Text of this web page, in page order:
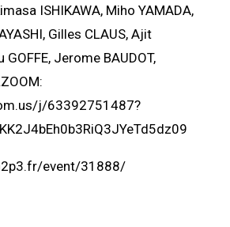
ISHIKAWA, Miho YAMADA,
Gilles CLAUS, Ajit
GOFFE, Jerome BAUDOT,
j/63392751487?
event/31888/